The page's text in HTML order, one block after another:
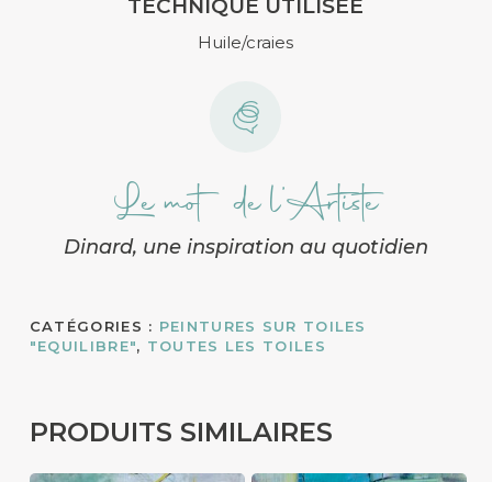
TECHNIQUE UTILISÉE
Huile/craies
Le mot de l’Artiste
Dinard, une inspiration au quotidien
CATÉGORIES : PEINTURES SUR TOILES
"EQUILIBRE", TOUTES LES TOILES
PRODUITS SIMILAIRES